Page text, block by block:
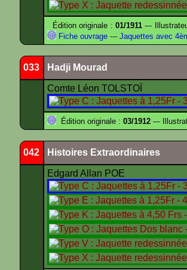
Édition originale : 01/1911 ---
Fiche ouvrage --- Jaquettes avec
033 Hadji Mourad
Comte Léon TOLSTOÏ
Édition originale : 03/1912 ---
042 Histoires Extraordinaires
Edgard Allan POE